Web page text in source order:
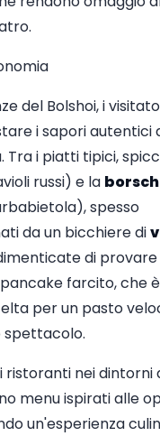
del Bolshoi, i
i sapori autentici
Tra i piatti tipici,
russi) e la borsch
spesso
da un bicchiere di
di provare
farcito, che è
per un pasto
spettacolo.
ristoranti nei dintorni
menu ispirati alle
un'esperienza